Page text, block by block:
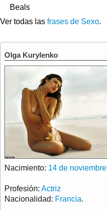
Beals
Ver todas las frases de Sexo.
Olga Kurylenko
Nacimiento: 14 de noviembre
Profesión: Actriz
Nacionalidad: Francia.